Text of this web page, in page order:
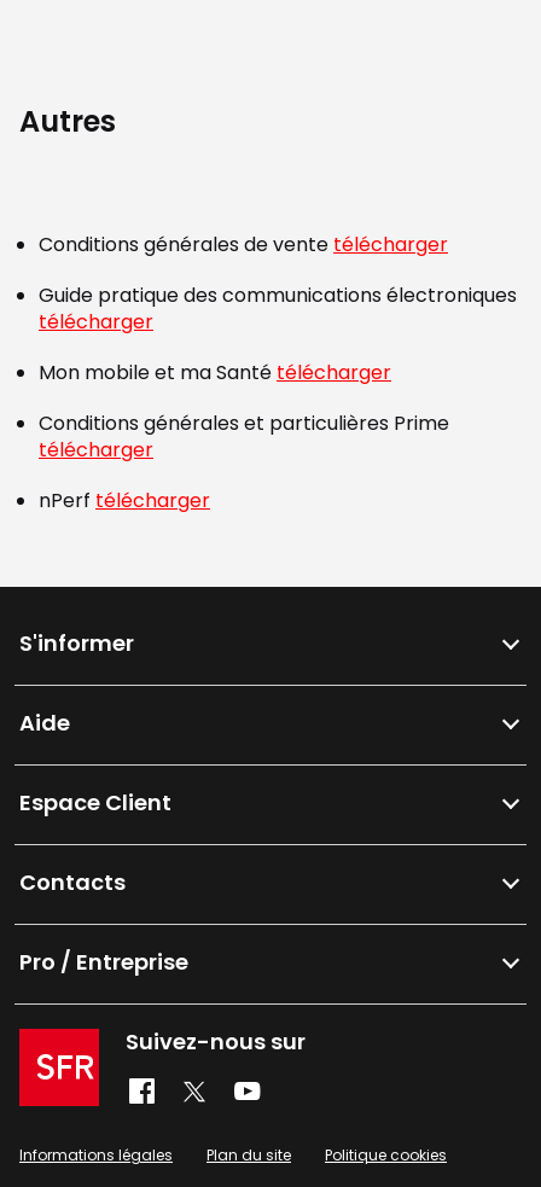
Autres
Conditions générales de vente télécharger
Guide pratique des communications électroniques
télécharger
Mon mobile et ma Santé télécharger
Conditions générales et particulières Prime
télécharger
nPerf télécharger
S'informer
Aide
Espace Client
Contacts
Pro / Entreprise
Suivez-nous sur
Informations légales Plan du site
Politique cookies